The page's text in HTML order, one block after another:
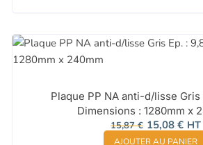
Plaque PP NA anti-d/lisse Gris
Dimensions : 1280mm x
15,87€ Le
prix
15,08 €Le
prix
HT
AJOUTER AU PANIER